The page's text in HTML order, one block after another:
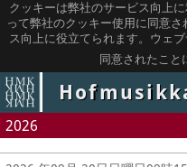
クッキーは弊社のサービス向上
って弊社のクッキー使用に同意さ
ス向上に役立てられます。ウェ
同意されたこと
2026